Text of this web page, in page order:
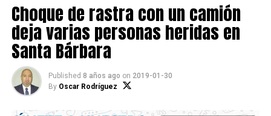
Choque de rastra con un camión
deja varias personas heridas en
Santa Bárbara
Published 8 años ago on 2019-01-30
By Oscar Rodríguez